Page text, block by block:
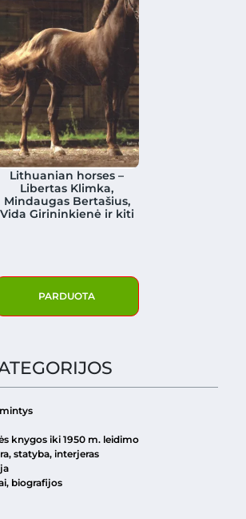
Lithuanian horses –
Libertas Klimka,
Mindaugas Bertašius,
Vida Girininkienė ir kiti
PARDUOTA
knygos iki 1950 m. leidimo
statyba, interjeras
biografijos